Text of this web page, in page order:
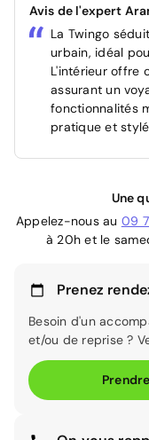
Avis de l'expert
La Twingo
urbain, idéal
L'intérieur offre
assurant un
fonctionnalités
pratique et
Une
Appelez-nous au 09
à 20h et le
Prenez
Besoin d'un
et/ou de reprise ?